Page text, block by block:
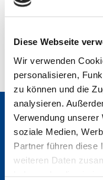
Diese Webseite
Wir verwenden
personalisieren,
zu können und die
analysieren.
Verwendung
soziale Medien,
Partner führen diese
weiteren Daten